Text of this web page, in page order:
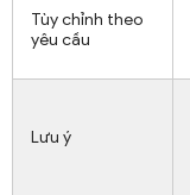
Tùy chỉnh theo
yêu cầu
Lưu ý